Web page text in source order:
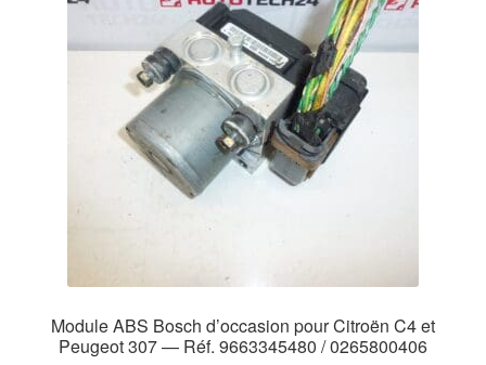
Module ABS Bosch d’occasion pour Citroën C4 et
Peugeot 307 — Réf. 9663345480 / 0265800406